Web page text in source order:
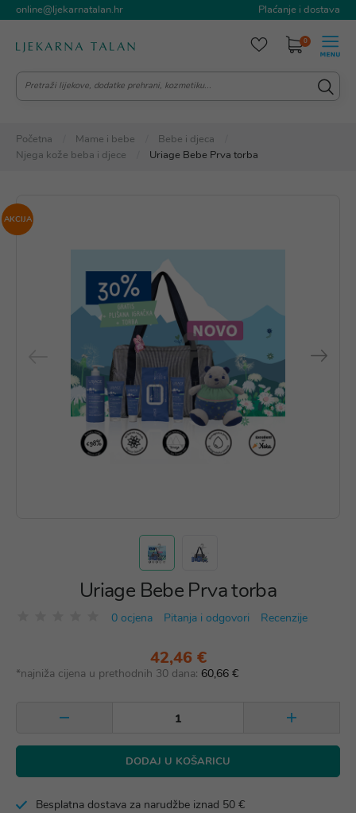
online@ljekarnatalan.hr Plaćanje i dostava
0
Početna Mame i bebe
Bebe i djeca
Njega kože beba i djece
Uriage Bebe Prva torba
AKCIJA
Uriage Bebe Prva torba
0 ocjena Pitanja i odgovori Recenzije
42,46 €
*najniža cijena u prethodnih 30 dana: 60,66 €
DODAJ U KOŠARICU
Besplatna dostava za narudžbe iznad 50 €